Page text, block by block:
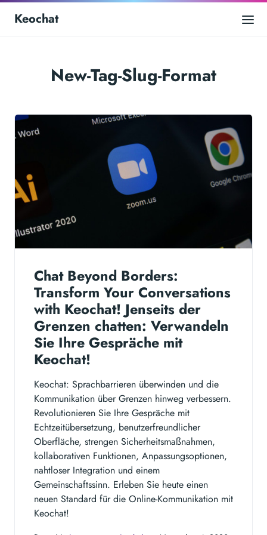
Keochat
New-Tag-Slug-Format
Chat Beyond Borders:
Transform Your Conversations
with Keochat! Jenseits der
Grenzen chatten: Verwandeln
Sie Ihre Gespräche mit
Keochat!
Keochat: Sprachbarrieren überwinden und die
Kommunikation über Grenzen hinweg verbessern.
Revolutionieren Sie Ihre Gespräche mit
Echtzeitübersetzung, benutzerfreundlicher
Oberfläche, strengen Sicherheitsmaßnahmen,
kollaborativen Funktionen, Anpassungsoptionen,
nahtloser Integration und einem
Gemeinschaftssinn. Erleben Sie heute einen
neuen Standard für die Online-Kommunikation mit
Keochat!